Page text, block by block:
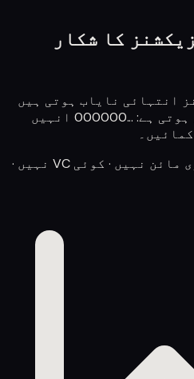
کا شکار
انتہائی نایاب ہوتی ہیں
ہے: 000000... انہیں
100% غیرمرکزی · کوئی پری مائن نہیں · کوئی VC نہیں ·